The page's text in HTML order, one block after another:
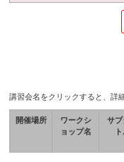
講習会名をクリックすると、詳
開催場所
ワークシ
ョップ名
サブ